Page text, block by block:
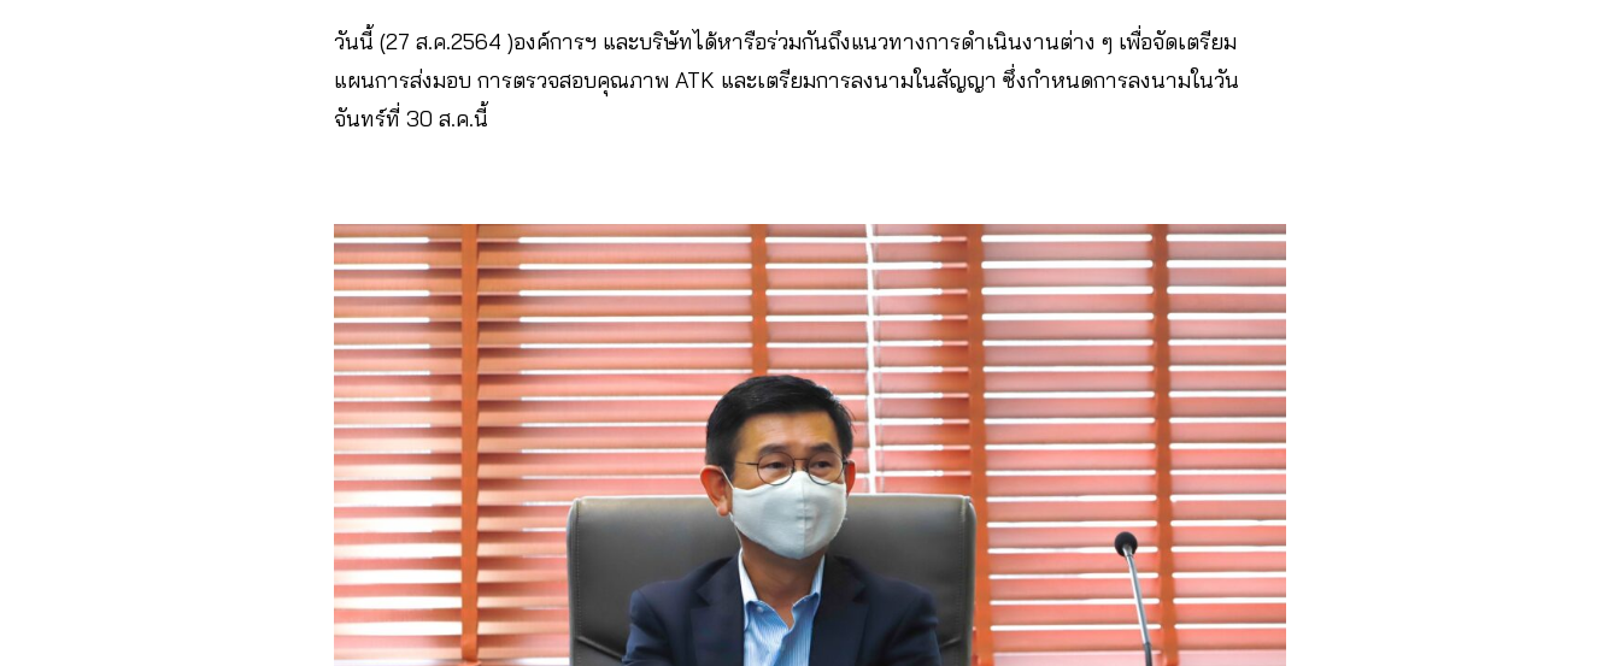
วันนี้ (27 ส.ค.2564 )องค์การฯ และบริษัทได้หารือร่วมกันถึงแนวทางการดำเนินงานต่าง ๆ เพื่อจัดเตรียม
แผนการส่งมอบ การตรวจสอบคุณภาพ ATK และเตรียมการลงนามในสัญญา ซึ่งกำหนดการลงนามในวัน
จันทร์ที่ 30 ส.ค.นี้